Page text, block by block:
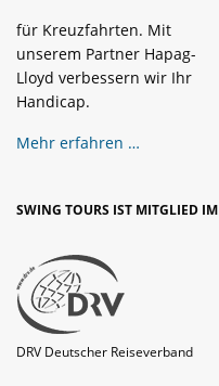
für Kreuzfahrten. Mit
unserem Partner Hapag-
Lloyd verbessern wir Ihr
Handicap.
Mehr erfahren …
SWING TOURS IST MITGLIED IM
DRV Deutscher Reiseverband